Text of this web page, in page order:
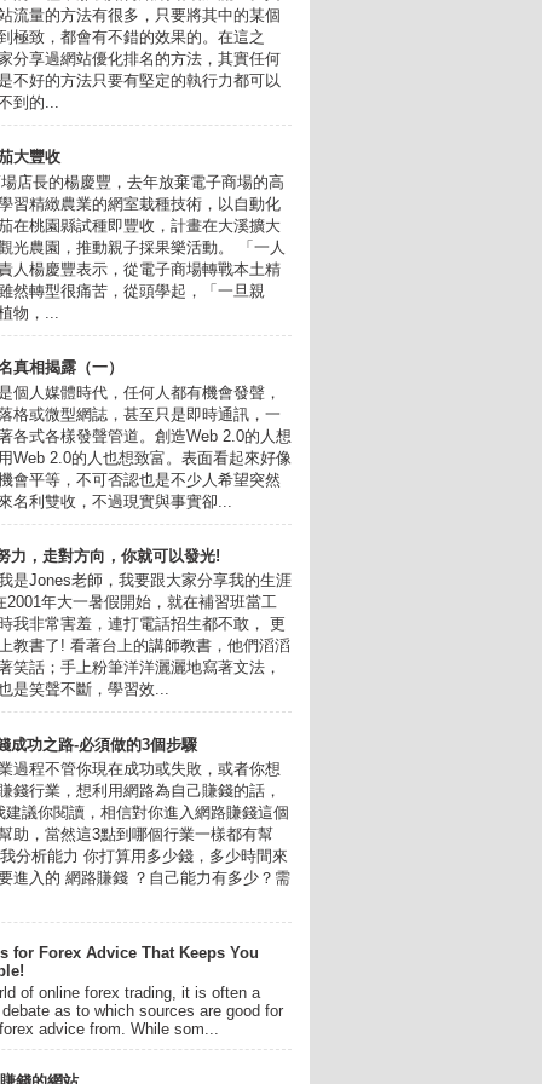
流量的方法有很多，只要將其中的某個
極致，都會有不錯的效果的。在這之
分享過網站優化排名的方法，其實任何
不好的方法只要有堅定的執行力都可以
到的...
大豐收
店長的楊慶豐，去年放棄電子商場的高
習精緻農業的網室栽種技術，以自動化
在桃園縣試種即豐收，計畫在大溪擴大
光農園，推動親子採果樂活動。 「一人
人楊慶豐表示，從電子商場轉戰本土精
然轉型很痛苦，從頭學起，「一旦親
物，...
真相揭露（一）
個人媒體時代，任何人都有機會發聲，
格或微型網誌，甚至只是即時通訊，一
各式各樣發聲管道。創造Web 2.0的人想
Web 2.0的人也想致富。表面看起來好像
會平等，不可否認也是不少人希望突然
名利雙收，不過現實與事實卻...
力，走對方向，你就可以發光!
是Jones老師，我要跟大家分享我的生涯
2001年大一暑假開始，就在補習班當工
我非常害羞，連打電話招生都不敢， 更
教書了! 看著台上的講師教書，他們滔滔
笑話；手上粉筆洋洋灑灑地寫著文法，
是笑聲不斷，學習效...
成功之路-必須做的3個步驟
過程不管你現在成功或失敗，或者你想
錢行業，想利用網路為自己賺錢的話，
建議你閱讀，相信對你進入網路賺錢這個
助，當然這3點到哪個行業一樣都有幫
分析能力 你打算用多少錢，多少時間來
進入的 網路賺錢 ？自己能力有多少？需
for Forex Advice That Keeps You
of online forex trading, it is often a
as to which sources are good for
advice from. While som...